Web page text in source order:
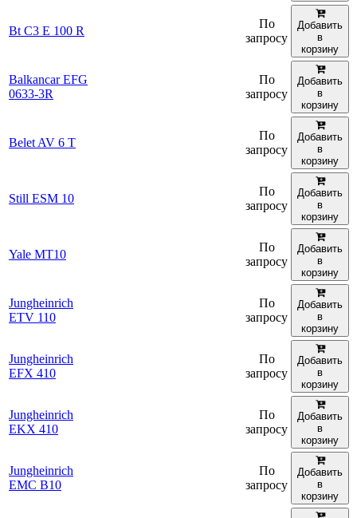
Bt C3 E 100 R
По
запросу
Добавить
в
корзину
Balkancar EFG
0633-3R
По
запросу
Добавить
в
корзину
Belet AV 6 T
По
запросу
Добавить
в
корзину
Still ESM 10
По
запросу
Добавить
в
корзину
Yale MT10
По
запросу
Добавить
в
корзину
Jungheinrich
ETV 110
По
запросу
Добавить
в
корзину
Jungheinrich
EFX 410
По
запросу
Добавить
в
корзину
Jungheinrich
EKX 410
По
запросу
Добавить
в
корзину
Jungheinrich
EMC B10
По
запросу
Добавить
в
корзину